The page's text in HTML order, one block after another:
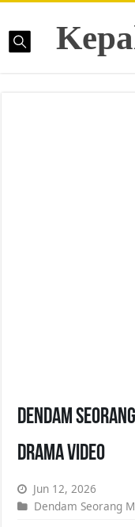
Dendam
Drama Video
Jun 12, 2026
Dendam Seorang